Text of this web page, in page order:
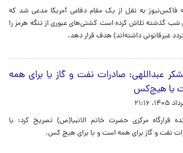
فاکس‌نیوز به نقل از یک مقام دفاعی آمریکا مدعی شد که
شب گذشته تلاش کرده است کشتی‌های عبوری از تنگه هرمز را
غیرقانونی داشته‌اند) هدف قرار دهد.
عبداللهی: صادرات نفت و گاز یا برای همه
یا هیچ‌کس
قرارگاه مرکزی حضرت خاتم الانبیا(ص) تصریح کرد: یا
نفت و گاز برای همه است و یا برای هیچ کس.